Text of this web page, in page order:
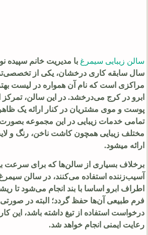
سالن زیبایی سیمرغ
سال سابقه کاری درخشان، یکی از
مراکزی است که نام آن همواره در لیست
ابرو در کرج می‌درخشد. در این سالن،
پوست و موی مشتریان در کنار ارائه یک
تمامی خدمات زیبایی در این مجموعه
مختلف زیبایی همچون کاشت ناخن، رنگ و
ارائه میشود.
برخلاف بسیاری از سالن‌ها که برای سرعت
آسیب‌زننده استفاده می‌کنند، در سالن
اطراف ابرو اساسا با بند انجام می‌شود تا
فرم طبیعی آن‌ها حفظ گردد؛ البته در
درخواست استفاده از تیغ داشته باشد، این
رعایت ایمنی انجام خواهد شد.